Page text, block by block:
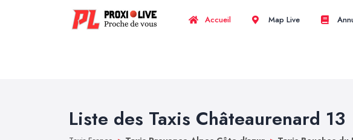
Accueil Map Live
Liste des Taxis Châteaurenard 13